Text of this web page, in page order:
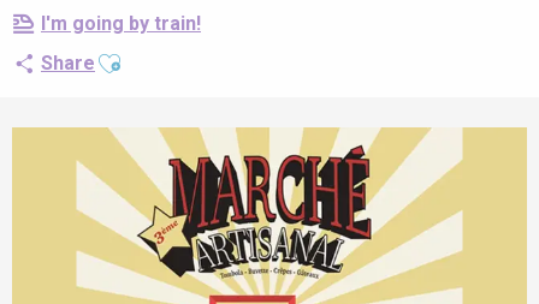
I'm going by train!
Share Ajouter aux favoris